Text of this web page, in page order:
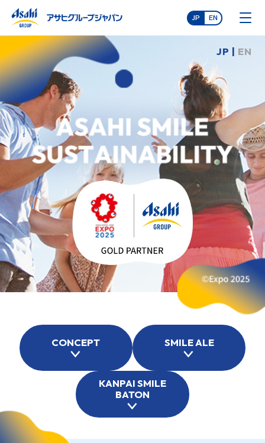
JP EN
JP | EN
CONCEPT SMILE ALE
KANPAI SMILE
BATON